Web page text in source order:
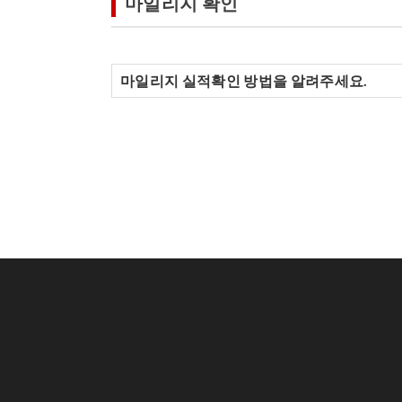
마일리지 실적확인 방법을 알려주세요.